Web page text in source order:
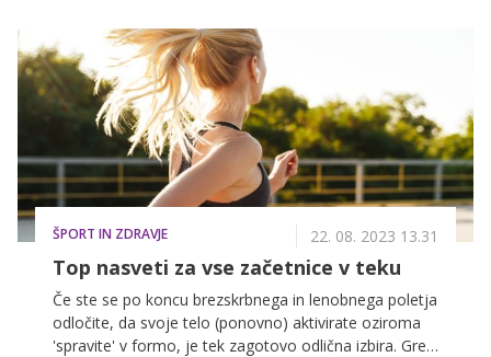
ogljikovih hidratov še nekoliko višji. Beljakovine so
namreč pomembne, da ohranimo naše mišice
aktivne, močne in prožne, z večjim vnosom ogljikovih
hidratov pa bomo zapolnili svoje glikogenske zaloge
in imeli posledično več energije za optimalen tekaški
trening," pojasnjuje osebni trener Matic Kolenc, ki je
na razne maratone pripravil že kar nekaj
posameznikov. Če torej rade tečete in želite svojo
tekaško formo še izboljšati, hkrati pa med samim
tekom tudi maksimalno uživati, je še kako
pomembno, kaj jeste nasploh, pa tudi pred in po
treningu.
ŠPORT IN ZDRAVJE 22. 08. 2023 13.31
Top nasveti za vse začetnice v teku
Če ste se po koncu brezskrbnega in lenobnega poletja
odločite, da svoje telo (ponovno) aktivirate oziroma
'spravite' v formo, je tek zagotovo odlična izbira. Gre